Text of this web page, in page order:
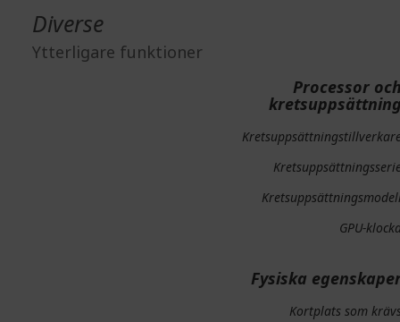
Diverse
Ytterligare funktioner
Processor
GPU-
Fysiska
Kortplats som